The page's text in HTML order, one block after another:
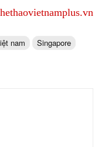
nam Singapore